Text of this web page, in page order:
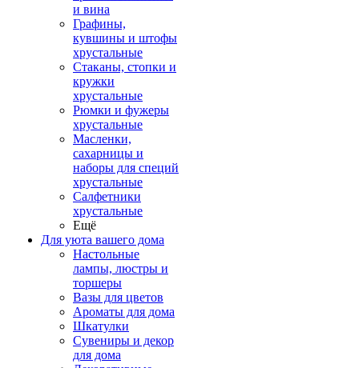
и вина
Графины,
кувшины и штофы
хрустальные
Стаканы, стопки и
кружки
хрустальные
Рюмки и фужеры
хрустальные
Масленки,
сахарницы и
наборы для специй
хрустальные
Салфетники
хрустальные
Ещё
Для уюта вашего дома
Настольные
лампы, люстры и
торшеры
Вазы для цветов
Ароматы для дома
Шкатулки
Сувениры и декор
для дома